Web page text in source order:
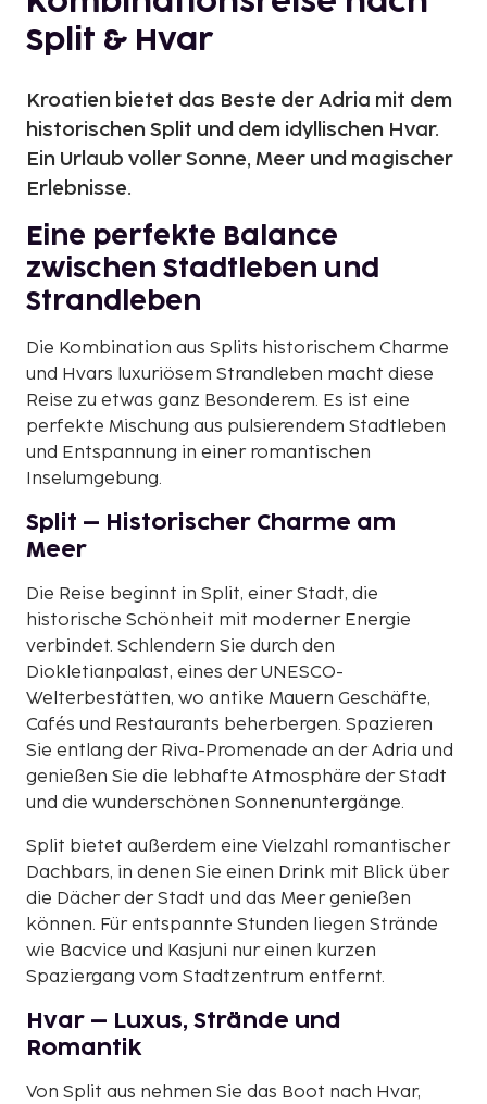
Split & Hvar
Kroatien bietet das Beste der Adria mit dem
historischen Split und dem idyllischen Hvar.
Ein Urlaub voller Sonne, Meer und magischer
Erlebnisse.
Eine perfekte Balance
zwischen Stadtleben und
Strandleben
Die Kombination aus Splits historischem Charme
und Hvars luxuriösem Strandleben macht diese
Reise zu etwas ganz Besonderem. Es ist eine
perfekte Mischung aus pulsierendem Stadtleben
und Entspannung in einer romantischen
Inselumgebung.
Split – Historischer Charme am
Meer
Die Reise beginnt in Split, einer Stadt, die
historische Schönheit mit moderner Energie
verbindet. Schlendern Sie durch den
Diokletianpalast, eines der UNESCO-
Welterbestätten, wo antike Mauern Geschäfte,
Cafés und Restaurants beherbergen. Spazieren
Sie entlang der Riva-Promenade an der Adria und
genießen Sie die lebhafte Atmosphäre der Stadt
und die wunderschönen Sonnenuntergänge.
Split bietet außerdem eine Vielzahl romantischer
Dachbars, in denen Sie einen Drink mit Blick über
die Dächer der Stadt und das Meer genießen
können. Für entspannte Stunden liegen Strände
wie Bacvice und Kasjuni nur einen kurzen
Spaziergang vom Stadtzentrum entfernt.
Hvar – Luxus, Strände und
Romantik
Von Split aus nehmen Sie das Boot nach Hvar,